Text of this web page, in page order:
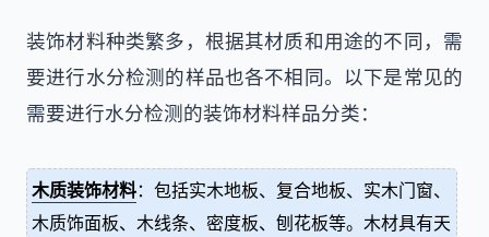
装饰材料种类繁多，根据其材质和用途的不同，需
要进行水分检测的样品也各不相同。以下是常见的
需要进行水分检测的装饰材料样品分类：
木质装饰材料：包括实木地板、复合地板、实木门窗、
木质饰面板、木线条、密度板、刨花板等。木材具有天